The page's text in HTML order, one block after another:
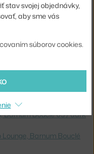
textilný poťah
Barnum Bouclé 03 / dark
Lounge, Barnum Bouclé
stav svojej objednávky,
aby sme vás
súborov cookies.